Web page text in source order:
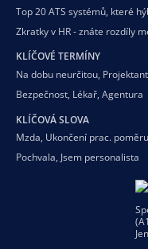
Top 20 ATS systémů, které
Zkratky v HR - znáte rozdíly
KLÍČOVÉ TERMÍNY
Na dobu neurčitou, Projektant
Bezpečnost, Lékař, Agentura
KLÍČOVÁ SLOVA
Mzda, Ukončení prac. poměru
Pochvala, Jsem personalista